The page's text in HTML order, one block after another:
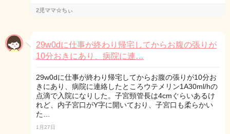
2児ママ☆ちぃ
29w0dに仕事が終わり帰宅してからお腹の張りが
10分おきにあり、病院に連…
29w0dに仕事が終わり帰宅してからお腹の張りが10分お
きにあり、病院に連絡したところウテメリン1A30ml/hの
点滴で入院になりした。子宮頸管長は4cmぐらいあるけ
れど、内子宮口がY字に開いており、子宮口も柔らかい
た…
1月27日